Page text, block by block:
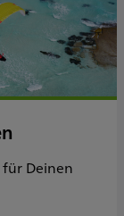
Deinen